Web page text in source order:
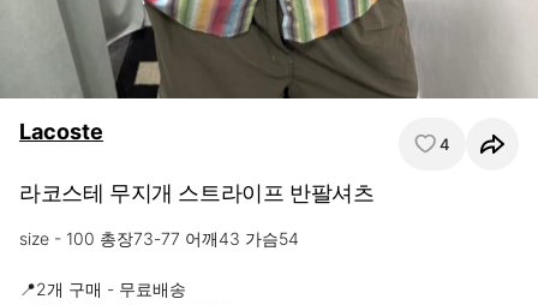
Lacoste 4
라코스테 무지개 스트라이프 반팔셔츠
size - 100 총장73-77 어깨43 가슴54
📍2개 구매 - 무료배송